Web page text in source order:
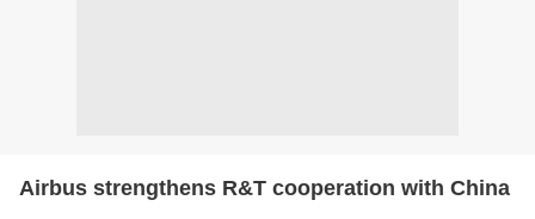
Airbus strengthens R&T cooperation with China